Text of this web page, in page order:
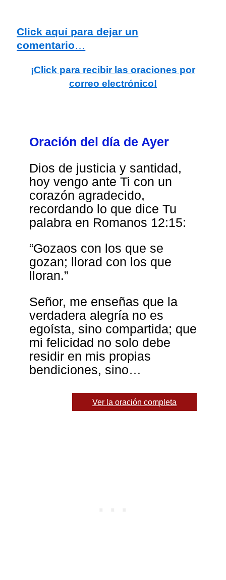
Click aquí para dejar un
comentario…
¡Click para recibir las oraciones por
correo electrónico!
Oración del día de Ayer
Dios de justicia y santidad,
hoy vengo ante Ti con un
corazón agradecido,
recordando lo que dice Tu
palabra en Romanos 12:15:
“Gozaos con los que se
gozan; llorad con los que
lloran.”
Señor, me enseñas que la
verdadera alegría no es
egoísta, sino compartida; que
mi felicidad no solo debe
residir en mis propias
bendiciones, sino…
Ver la oración completa